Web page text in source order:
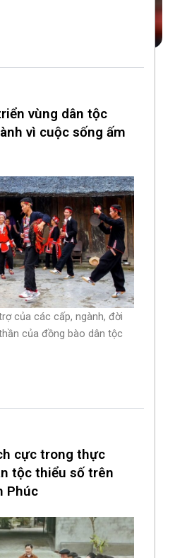
vùng dân tộc
vì cuộc sống ấm
của các cấp, ngành, đời
của đồng bào dân tộc
cực trong thực
tộc thiểu số trên
Phúc